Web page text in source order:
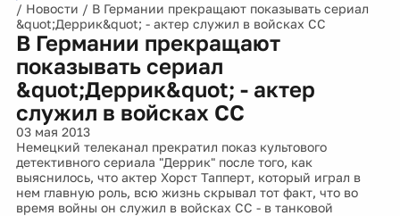
/ Новости / В Германии прекращают показывать сериал
&quot;Деррик&quot; - актер служил в войсках СС
В Германии прекращают
показывать сериал
&quot;Деррик&quot; - актер
служил в войсках СС
03 мая 2013
Немецкий телеканал прекратил показ культового
детективного сериала "Деррик" после того, как
выяснилось, что актер Хорст Тапперт, который играл в
нем главную роль, всю жизнь скрывал тот факт, что во
время войны он служил в войсках СС - в танковой